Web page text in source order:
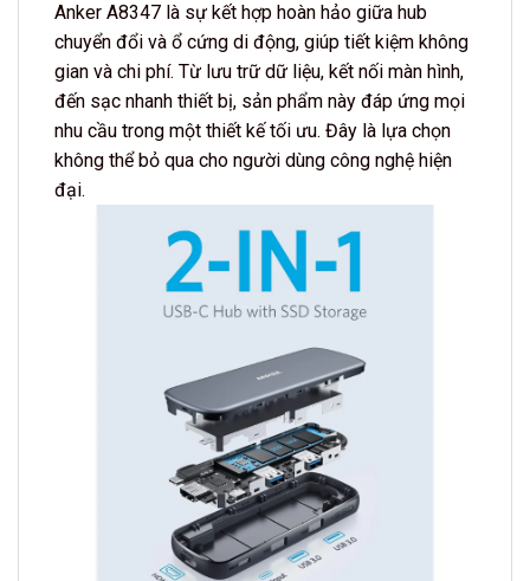
Anker A8347 là sự kết hợp hoàn hảo giữa hub
chuyển đổi và ổ cứng di động, giúp tiết kiệm không
gian và chi phí. Từ lưu trữ dữ liệu, kết nối màn hình,
đến sạc nhanh thiết bị, sản phẩm này đáp ứng mọi
nhu cầu trong một thiết kế tối ưu. Đây là lựa chọn
không thể bỏ qua cho người dùng công nghệ hiện
đại.